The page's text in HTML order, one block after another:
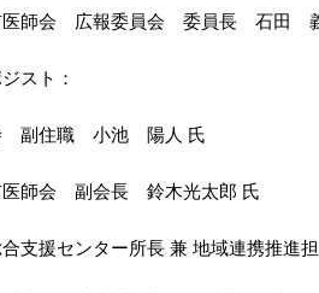
医師会 広報委員会 委員長 石田
スト：
副住職 小池 陽人 氏
医師会 副会長 鈴木光太郎 氏
支援センター所長 兼 地域連携推進